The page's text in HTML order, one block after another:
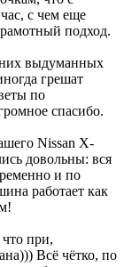
с чем еще
подход.
выдуманных
грешат
по
спасибо.
Nissan X-
довольны: вся
и по
работает как
что при,
Всё чётко, по